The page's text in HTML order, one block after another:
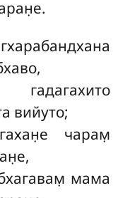
вийуто;
чарам̣
мама